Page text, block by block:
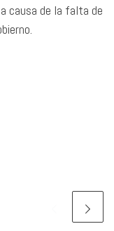
causa de la falta de